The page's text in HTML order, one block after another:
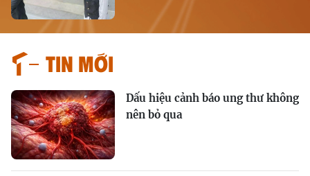
Tin mới
Dấu hiệu cảnh báo ung thư không
nên bỏ qua